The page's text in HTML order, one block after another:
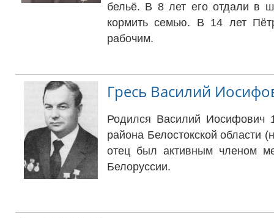
бельё. В 8 лет его отдали в
кормить семью. В 14 лет
рабочим.
Гресь Василий
Родился Василий Иосифович
района Белостокской области
отец был активным членом
Белоруссии.